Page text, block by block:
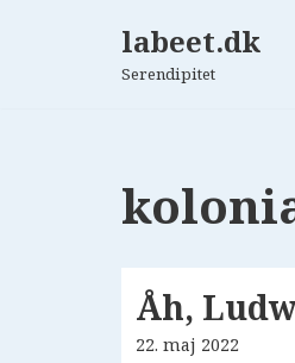
labeet.dk
Serendipitet
Åh,
22. maj 2022